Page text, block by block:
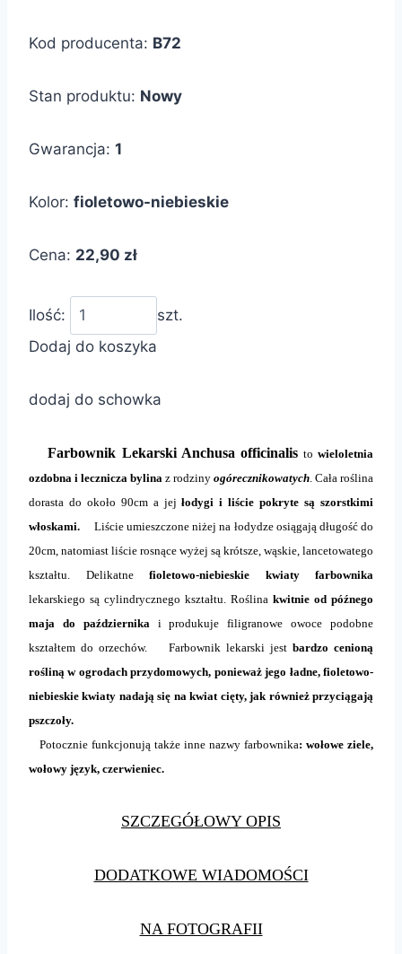
Kod producenta: B72
Stan produktu: Nowy
Gwarancja: 1
Kolor: fioletowo-niebieskie
Cena: 22,90 zł
Ilość:
szt.
Dodaj do koszyka
dodaj do schowka
Farbownik Lekarski Anchusa officinalis towieloletnia
ozdobna i lecznicza bylina z rodziny ogórecznikowatych . Cała roślina
dorasta do około 90cm a jejłodygi i liście pokryte są szorstkimi
włoskami. Liście umieszczone niżej na łodydze osiągają długość do
20cm, natomiast liście rosnące wyżej są krótsze, wąskie, lancetowatego
kształtu. Delikatne fioletowo-niebieskie kwiaty farbownika
lekarskiego są cylindrycznego kształtu. Roślina kwitnie od późnego
maja do października i produkuje filigranowe owoce podobne
kształtem do orzechów. Farbownik lekarski jest bardzo cenioną
rośliną w ogrodach przydomowych, ponieważ jego ładne, fioletowo-
niebieskie kwiaty nadają się na kwiat cięty, jak również przyciągają
pszczoły.
Potocznie funkcjonują także inne nazwy farbownika: wołowe ziele,
wołowy język, czerwieniec.
SZCZEGÓŁOWY OPIS
DODATKOWE WIADOMOŚCI
NA FOTOGRAFII